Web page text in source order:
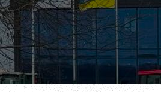
техніки
та
запчастин